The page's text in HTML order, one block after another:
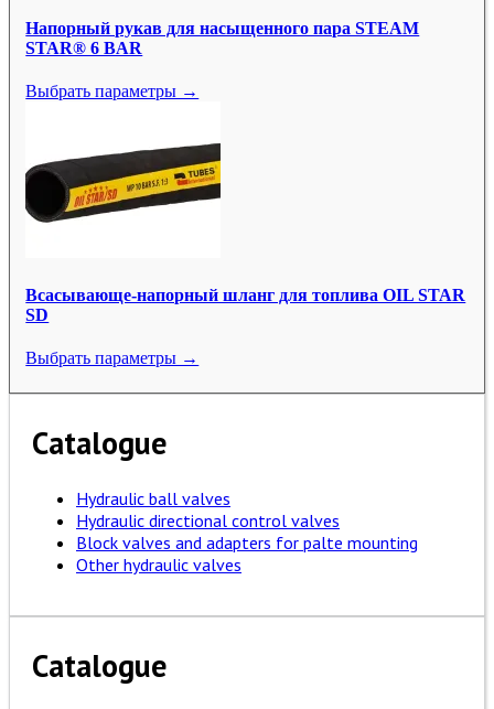
Напорный рукав для насыщенного пара STEAM
STAR® 6 BAR
Выбрать параметры →
Всасывающе-напорный шланг для топлива OIL STAR
SD
Выбрать параметры →
Catalogue
Hydraulic ball valves
Hydraulic directional control valves
Block valves and adapters for palte mounting
Other hydraulic valves
Catalogue